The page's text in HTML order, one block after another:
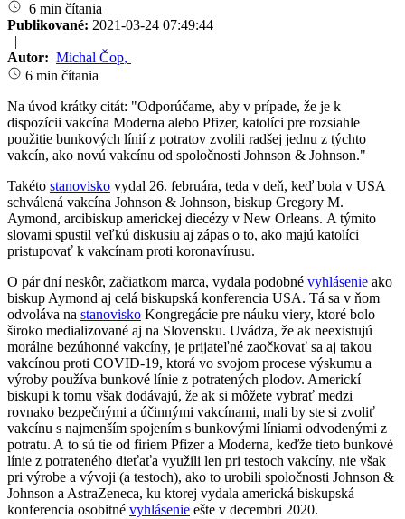
6 min čítania
Publikované: 2021-03-24 07:49:44
|
Autor: Michal Čop,
6 min čítania
Na úvod krátky citát: "Odporúčame, aby v prípade, že je k
dispozícii vakcína Moderna alebo Pfizer, katolíci pre rozsiahle
použitie bunkových línií z potratov zvolili radšej jednu z týchto
vakcín, ako novú vakcínu od spoločnosti Johnson & Johnson."
Takéto stanovisko vydal 26. februára, teda v deň, keď bola v USA
schválená vakcína Johnson & Johnson, biskup Gregory M.
Aymond, arcibiskup americkej diecézy v New Orleans. A týmito
slovami spustil veľkú diskusiu aj zápas o to, ako majú katolíci
pristupovať k vakcínam proti koronavírusu.
O pár dní neskôr, začiatkom marca, vydala podobné vyhlásenie ako
biskup Aymond aj celá biskupská konferencia USA. Tá sa v ňom
odvoláva na stanovisko Kongregácie pre náuku viery, ktoré bolo
široko medializované aj na Slovensku. Uvádza, že ak neexistujú
morálne bezúhonné vakcíny, je prijateľné zaočkovať sa aj takou
vakcínou proti COVID-19, ktorá vo svojom procese výskumu a
výroby používa bunkové línie z potratených plodov. Americkí
biskupi k tomu však dodávajú, že ak si môžete vybrať medzi
rovnako bezpečnými a účinnými vakcínami, mali by ste si zvoliť
vakcínu s najmenším spojením s bunkovými líniami odvodenými z
potratu. A to sú tie od firiem Pfizer a Moderna, keďže tieto bunkové
línie z potrateného dieťaťa využili len pri testoch vakcíny, nie však
pri výrobe a vývoji (a testoch), ako to urobili spoločnosti Johnson &
Johnson a AstraZeneca, ku ktorej vydala americká biskupská
konferencia osobitné vyhlásenie ešte v decembri 2020.